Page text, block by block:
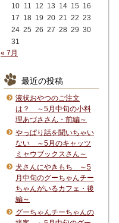
10 11 12 13 14 15 16
17 18 19 20 21 22 23
24 25 26 27 28 29 30
31
« 7月
最近の投稿
液状おやつのご注文
は？ ～5月中旬の小料
理あづささん・前編～
やっぱり話を聞いちゃい
ない ～5月のキャッツ
ミャウブックスさん～
犬さんにやきもち ～5
月中旬のグーちゃんチー
ちゃんがいるカフェ・後
編～
グーちゃんチーちゃんの